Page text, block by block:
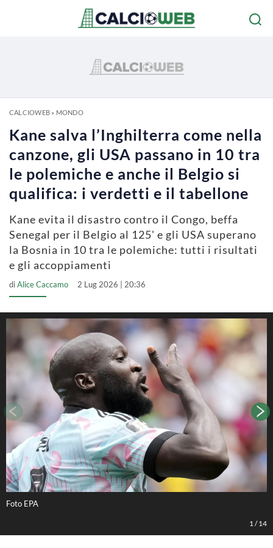
CALCIOWEB» MONDO
Kane salva l’Inghilterra come nella
canzone, gli USA passano in 10 tra
le polemiche e anche il Belgio si
qualifica: i verdetti e il tabellone
Kane evita il disastro contro il Congo, beffa
Senegal per il Belgio al 125' e gli USA superano
la Bosnia in 10 tra le polemiche: tutti i risultati
e gli accoppiamenti
diAlice Caccamo 2 Lug 2026 | 20:36
Foto EPA
1 /14